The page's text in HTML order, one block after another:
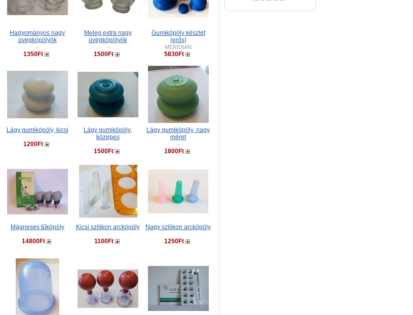
Hagyományos nagy
üvegköpölyök
-
1350Ft
Meleg extra nagy
üvegköpölyök
-
1500Ft
Gumiköpöly készlet
(erős)
MERIDIAN
5830Ft
Lágy gumiköpöly, kicsi
-
1200Ft
Lágy gumiköpöly,
közepes
-
1500Ft
Lágy gumiköpöly, nagy
méret
-
1800Ft
Mágneses tűköpöly
-
14800Ft
Kicsi szilikon arcköpöly
-
1100Ft
Nagy szilikon arcköpöly
-
1250Ft